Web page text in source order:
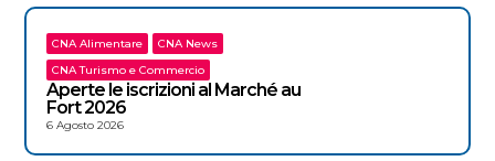
CNA Alimentare
CNA News
CNA Turismo e Commercio
Aperte le iscrizioni al Marché au
Fort 2026
6 Agosto 2026